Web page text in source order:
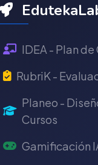
IDEA - Plan de
RubriK -
Planeo -
Cursos
Gamificación